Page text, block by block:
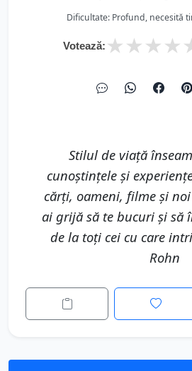
Dificultate: Profund, necesită
Votează: ★
★
★
★
Stilul de viaţă
cunoştinţele şi
cărţi, oameni, filme şi
ai grijă să te bucuri şi să
de la toţi cei cu care
Rohn